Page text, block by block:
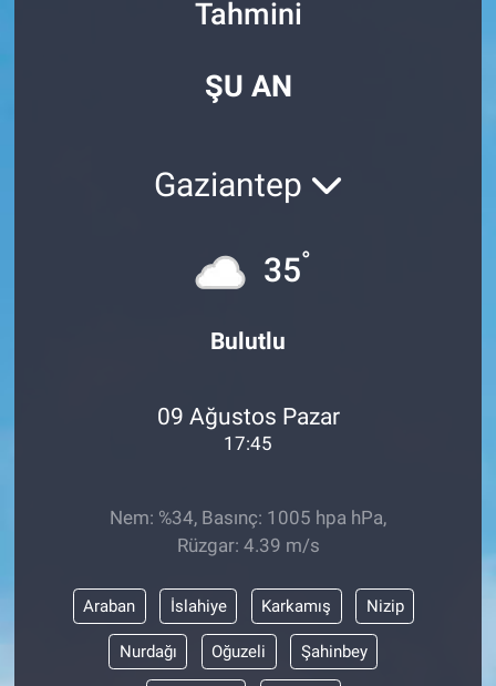
Tahmini
ŞU AN
Gaziantep
35°
Bulutlu
09 Ağustos Pazar
17:45
Nem: %34, Basınç: 1005 hpa hPa,
Rüzgar: 4.39 m/s
Araban İslahiye Karkamış Nizip
Nurdağı Oğuzeli Şahinbey